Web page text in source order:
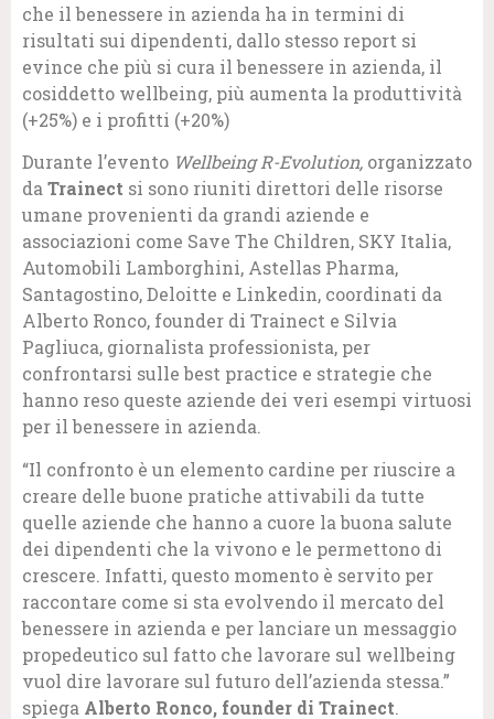
che il benessere in azienda ha in termini di
risultati sui dipendenti, dallo stesso report si
evince che più si cura il benessere in azienda, il
cosiddetto wellbeing, più aumenta la produttività
(+25%) e i profitti (+20%)
Durante l’evento Wellbeing R-Evolution, organizzato
daTrainect si sono riuniti direttori delle risorse
umane provenienti da grandi aziende e
associazioni come Save The Children, SKY Italia,
Automobili Lamborghini, Astellas Pharma,
Santagostino, Deloitte e Linkedin, coordinati da
Alberto Ronco, founder di Trainect e Silvia
Pagliuca, giornalista professionista, per
confrontarsi sulle best practice e strategie che
hanno reso queste aziende dei veri esempi virtuosi
per il benessere in azienda.
“Il confronto è un elemento cardine per riuscire a
creare delle buone pratiche attivabili da tutte
quelle aziende che hanno a cuore la buona salute
dei dipendenti che la vivono e le permettono di
crescere. Infatti, questo momento è servito per
raccontare come si sta evolvendo il mercato del
benessere in azienda e per lanciare un messaggio
propedeutico sul fatto che lavorare sul wellbeing
vuol dire lavorare sul futuro dell’azienda stessa.”
spiega Alberto Ronco, founder di Trainect.